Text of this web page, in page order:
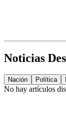
Noticias
Nación Política
No hay artículos